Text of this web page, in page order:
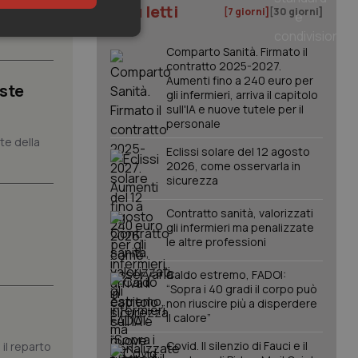
studi
della
il reparto
I più letti [7 giorni] [30 giorni]
Comparto Sanità. Firmato il
contratto 2025-2027.
Aumenti fino a 240 euro per
gli infermieri, arriva il capitolo
sull'IA e nuove tutele per il
personale
Eclissi solare del 12 agosto
2026, come osservarla in
sicurezza
Contratto sanità, valorizzati
gli infermieri ma penalizzate
le altre professioni
Caldo estremo, FADOI:
“Sopra i 40 gradi il corpo può
non riuscire più a disperdere
il calore”
Covid. Il silenzio di Fauci e il
sulle pagine
le
per la loro
che le loro
Cookie-
che il banner